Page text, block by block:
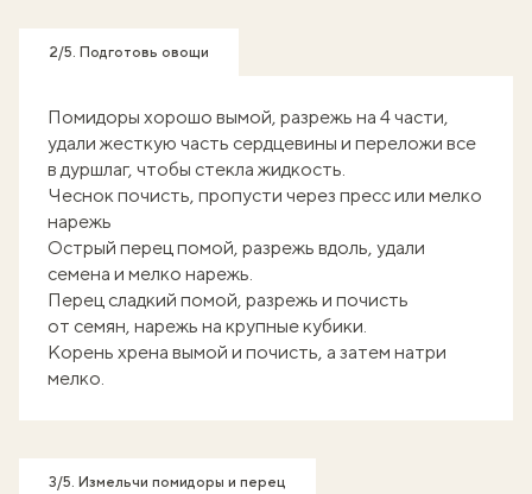
2/5. Подготовь овощи
Помидоры хорошо вымой, разрежь на 4 части,
удали жесткую часть сердцевины и переложи все
в дуршлаг, чтобы стекла жидкость.
Чеснок почисть, пропусти через пресс или мелко
нарежь
Острый перец помой, разрежь вдоль, удали
семена и мелко нарежь.
Перец сладкий помой, разрежь и почисть
от семян, нарежь на крупные кубики.
Корень хрена вымой и почисть, а затем натри
мелко.
3/5. Измельчи помидоры и перец